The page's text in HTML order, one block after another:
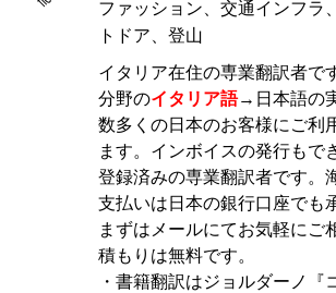
ファッション、交通インフラ
トドア、登山
イタリア在住の専業翻訳者で
分野のイタリア語→日本語の
数多くの日本のお客様にご利
ます。インボイスの発行もで
登録済みの専業翻訳者です。
支払いは日本の銀行口座でも
まずはメールにてお気軽にご
積もりは無料です。
・書籍翻訳はジョルダーノ『